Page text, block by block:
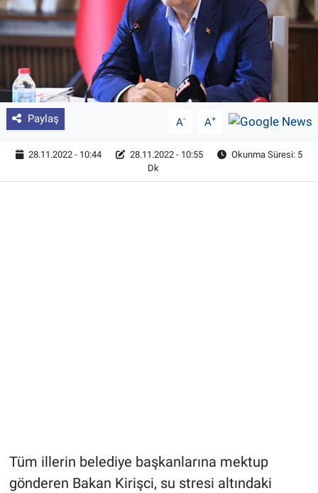
Paylaş A- A+
28.11.2022 - 10:44 28.11.2022 - 10:55
Okunma Süresi: 5
Dk
Tüm illerin belediye başkanlarına mektup
gönderen Bakan Kirişci, su stresi altındaki
Yetiştirici Soruyor
Dünyada Tarım
Üretici Birlikleri
Şeker ve Şekerli Mamüller
Tahıllar ve Baklagiller